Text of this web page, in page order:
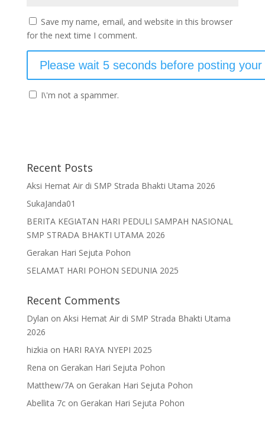
Save my name, email, and website in this browser
for the next time I comment.
I\'m not a spammer.
Recent Posts
Aksi Hemat Air di SMP Strada Bhakti Utama 2026
SukaJanda01
BERITA KEGIATAN HARI PEDULI SAMPAH NASIONAL
SMP STRADA BHAKTI UTAMA 2026
Gerakan Hari Sejuta Pohon
SELAMAT HARI POHON SEDUNIA 2025
Recent Comments
Dylan on Aksi Hemat Air di SMP Strada Bhakti Utama
2026
hizkia on HARI RAYA NYEPI 2025
Rena on Gerakan Hari Sejuta Pohon
Matthew/7Aon Gerakan Hari Sejuta Pohon
Abellita 7con Gerakan Hari Sejuta Pohon